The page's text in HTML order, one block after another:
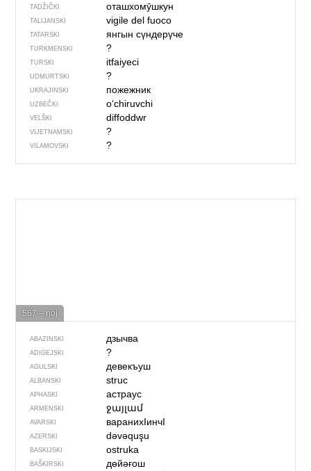
TADŽIČKI оташхомӯшкун
TALIJANSKI vigile del fuoco
TATARSKI янгын сүндерүче
TURKMENSKI ?
TURSKI itfaiyeci
UDMURTSKI ?
UKRAJINSKI пожежник
UZBEČKI o‘chiruvchi
VELŠKI diffoddwr
VIJETNAMSKI ?
VILAMOVSKI ?
567 – noj
ABAZINSKI дзычва
ADIGEJSKI ?
AGULSKI девекъуш
ALBANSKI struc
APHASKI астраус
ARMENSKI ջայլամ
AVARSKI варанихIинчI
AZERSKI dəvəquşu
BASKIJSKI ostruka
BAŠKIRSKI дөйәғош